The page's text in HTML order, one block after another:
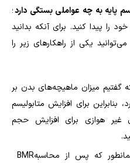
پایه به چه عواملی بستگی دارد؛
را پیدا کنید. برای آنکه بدانید
می‌توانید یکی از راهکارهای زیر را
گفتیم میزان ماهیچه‌های بدن بر
بنابراین برای افزایش متابولیسم
غیر هوازی برای افزایش حجم
.
که پس از محاسبهBMR